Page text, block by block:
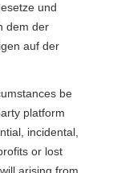
und
dem der
auf der
be
platform
incidental,
or lost